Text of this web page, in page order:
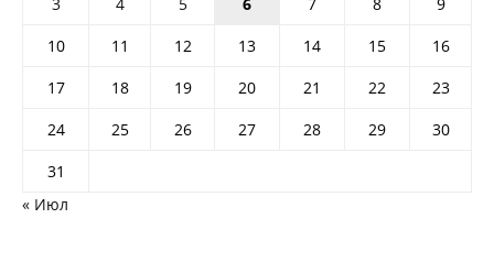
10
11 12 13 14 15
16
17
18 19 20 21 22
23
24
25 26 27 28 29
30
31
« Июл